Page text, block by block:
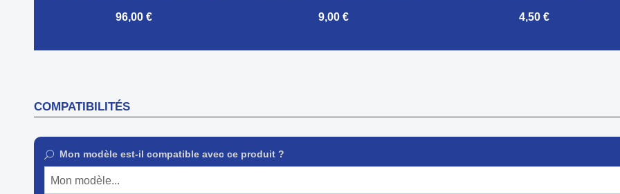
96,00 € 9,00 € 4,50 €
COMPATIBILITÉS
Mon modèle est-il compatible avec ce produit ?
Mon modèle...